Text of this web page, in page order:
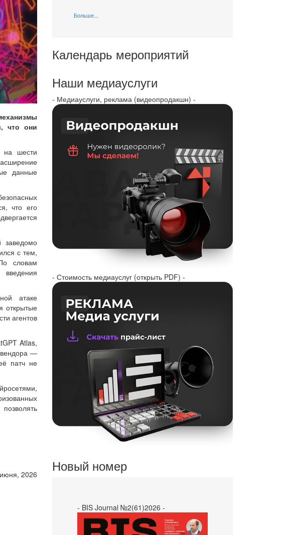
что они
на шести
данные
что его
заведомо
с тем,
словам
атаке
открытые
агентов
Atlas,
вендора —
патч не
2026
Больше...
Календарь мероприятий
Наши медиауслуги
- Медиауслуги, реклама (видеопродакшн) -
- Стоимость медиауслуг (открыть PDF) -
Новый номер
- BIS Journal №2(61)2026 -